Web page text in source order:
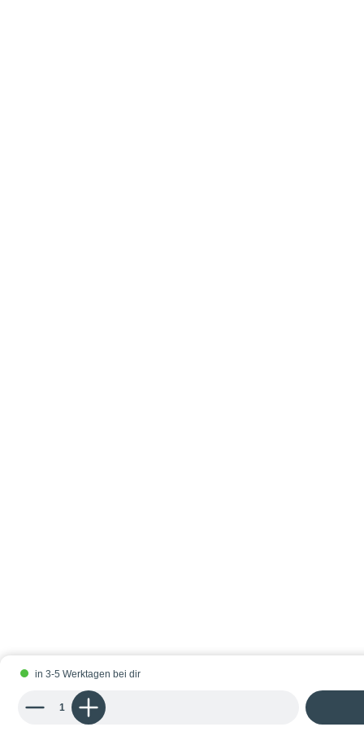
Produkt Anzahl: Gib den gewünschten Wert ein oder benutze die
in 3-5 Werktagen bei dir